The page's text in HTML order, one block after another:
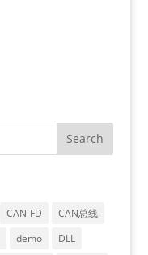
CAN-FD
CAN总线
demo
DLL